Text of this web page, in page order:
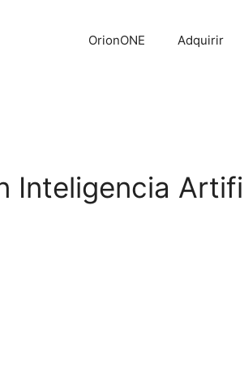
OrionONE Adquirir
Inteligencia